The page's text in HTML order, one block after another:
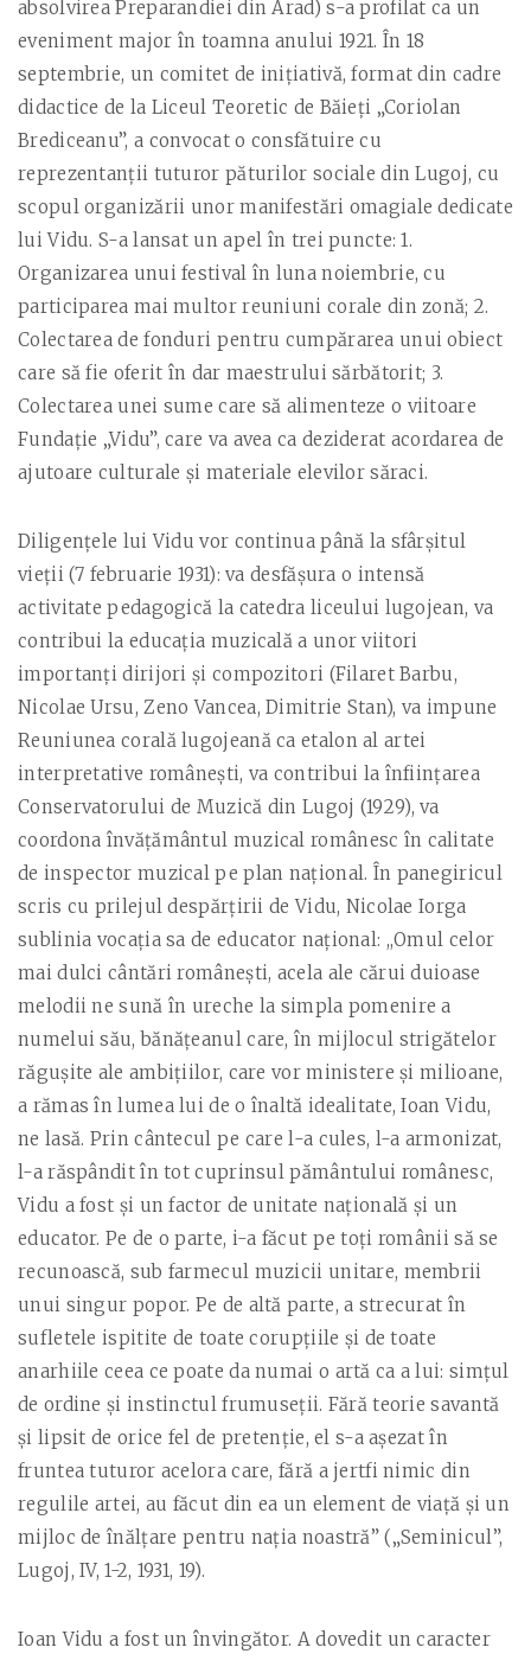
absolvirea Preparandiei din Arad) s-a profilat ca un
eveniment major în toamna anului 1921. În 18
septembrie, un comitet de iniţiativă, format din cadre
didactice de la Liceul Teoretic de Băieţi „Coriolan
Brediceanu”, a convocat o consfătuire cu
reprezentanţii tuturor păturilor sociale din Lugoj, cu
scopul organizării unor manifestări omagiale dedicate
lui Vidu. S-a lansat un apel în trei puncte: 1.
Organizarea unui festival în luna noiembrie, cu
participarea mai multor reuniuni corale din zonă; 2.
Colectarea de fonduri pentru cumpărarea unui obiect
care să fie oferit în dar maestrului sărbătorit; 3.
Colectarea unei sume care să alimenteze o viitoare
Fundaţie „Vidu”, care va avea ca deziderat acordarea de
ajutoare culturale şi materiale elevilor săraci.
Diligenţele lui Vidu vor continua până la sfârşitul
vieţii (7 februarie 1931): va desfăşura o intensă
activitate pedagogică la catedra liceului lugojean, va
contribui la educaţia muzicală a unor viitori
importanţi dirijori şi compozitori (Filaret Barbu,
Nicolae Ursu, Zeno Vancea, Dimitrie Stan), va impune
Reuniunea corală lugojeană ca etalon al artei
interpretative româneşti, va contribui la înfiinţarea
Conservatorului de Muzică din Lugoj (1929), va
coordona învăţământul muzical românesc în calitate
de inspector muzical pe plan naţional. În panegiricul
scris cu prilejul despărţirii de Vidu, Nicolae Iorga
sublinia vocaţia sa de educator naţional: ,,Omul celor
mai dulci cântări româneşti, acela ale cărui duioase
melodii ne sună în ureche la simpla pomenire a
numelui său, bănăţeanul care, în mijlocul strigătelor
răguşite ale ambiţiilor, care vor ministere şi milioane,
a rămas în lumea lui de o înaltă idealitate, Ioan Vidu,
ne lasă. Prin cântecul pe care l-a cules, l-a armonizat,
l-a răspândit în tot cuprinsul pământului românesc,
Vidu a fost şi un factor de unitate naţională şi un
educator. Pe de o parte, i-a făcut pe toţi românii să se
recunoască, sub farmecul muzicii unitare, membrii
unui singur popor. Pe de altă parte, a strecurat în
sufletele ispitite de toate corupţiile şi de toate
anarhiile ceea ce poate da numai o artă ca a lui: simţul
de ordine şi instinctul frumuseţii. Fără teorie savantă
şi lipsit de orice fel de pretenţie, el s-a aşezat în
fruntea tuturor acelora care, fără a jertfi nimic din
regulile artei, au făcut din ea un element de viaţă şi un
mijloc de înălţare pentru naţia noastră” („Seminicul”,
Lugoj, IV, 1-2, 1931, 19).
Ioan Vidu a fost un învingător. A dovedit un caracter